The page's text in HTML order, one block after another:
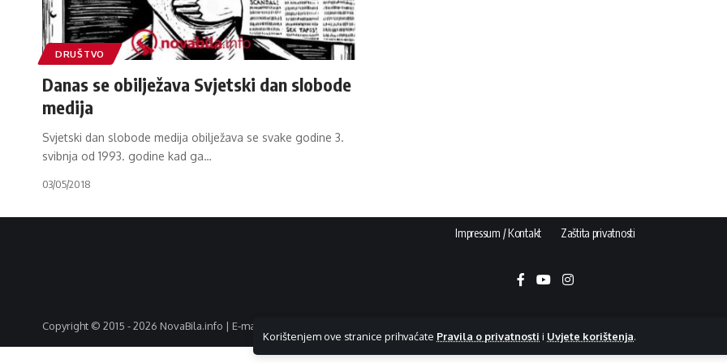
Korištenjem ove stranice prihvaćate Pravila o privatnosti i Uvjete korištenja.
DRUŠTVO
Danas se obilježava Svjetski dan slobode
medija
Svjetski dan slobode medija obilježava se svake godine 3.
svibnja od 1993. godine kad ga…
03/05/2018
Impressum / Kontakt Zaštita privatnosti
Copyright © 2015 - 2026 NovaBila.info | E-mail: